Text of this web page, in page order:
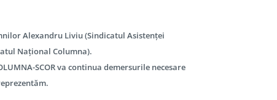
Alexandru Liviu (Sindicatul Asistenței
Național Columna).
SCOR va continua demersurile necesare